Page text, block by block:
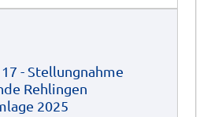
- Stellungnahme
Rehlingen
2025